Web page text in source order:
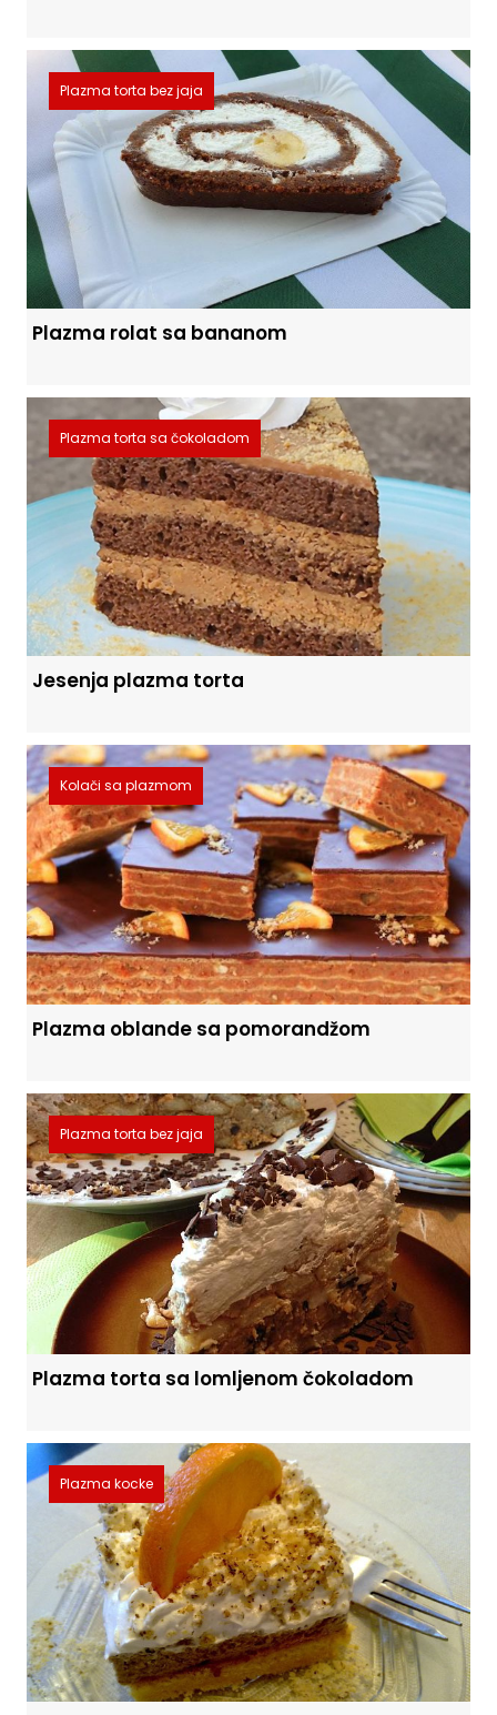
Plazma torta bez jaja
Plazma rolat sa bananom
Plazma torta sa čokoladom
Jesenja plazma torta
Kolači sa plazmom
Plazma oblande sa pomorandžom
Plazma torta bez jaja
Plazma torta sa lomljenom čokoladom
Plazma kocke